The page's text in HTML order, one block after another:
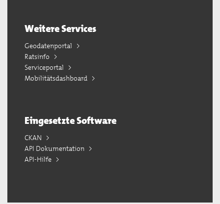
Weitere Services
Geodatenportal
Ratsinfo
Serviceportal
Mobilitätsdashboard
Eingesetzte Software
CKAN
API Dokumentation
API-Hilfe